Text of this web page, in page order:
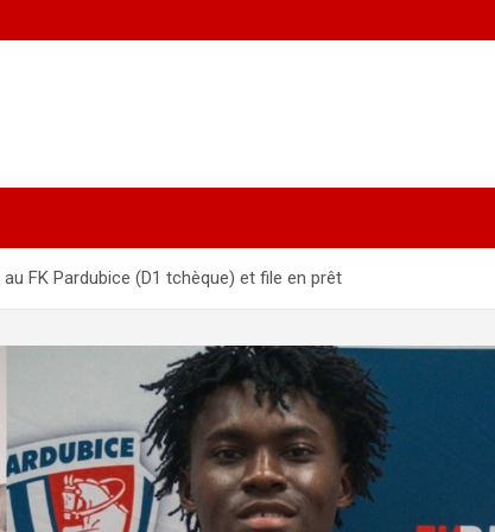
FK Pardubice (D1 tchèque) et file en prêt